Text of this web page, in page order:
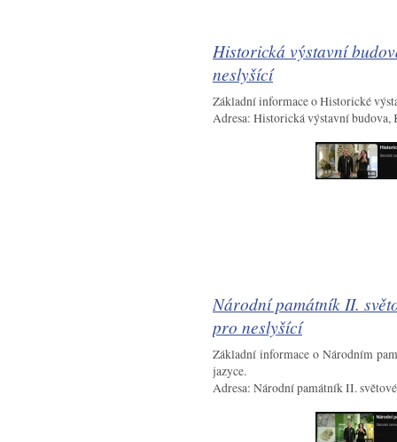
Historická výstavní
neslyšící
Základní informace o Historické
Adresa: Historická výstavní budova,
Národní památník II.
pro neslyšící
Základní informace o Národním
jazyce.
Adresa: Národní památník II.